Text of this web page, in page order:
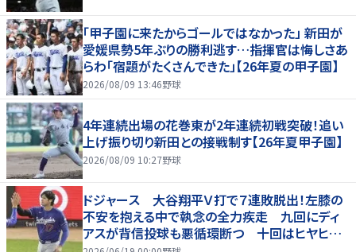
「甲子園に来たからゴールではなかった」 新田が
愛媛県勢5年ぶりの勝利逃す…指揮官は悔しさあ
らわ「宿題がたくさんできた」【26年夏の甲子園】
2026/08/09 13:46野球
4年連続出場の花巻東が2年連続初戦突破！追い
上げ振り切り新田との接戦制す【26年夏甲子園】
2026/08/09 10:27野球
ドジャース 大谷翔平Ｖ打で７連敗脱出！左膝の
不安を抱える中で執念の全力疾走 九回にディ
アスが背信投球も悪循環断つ 十回はヒヤヒヤ